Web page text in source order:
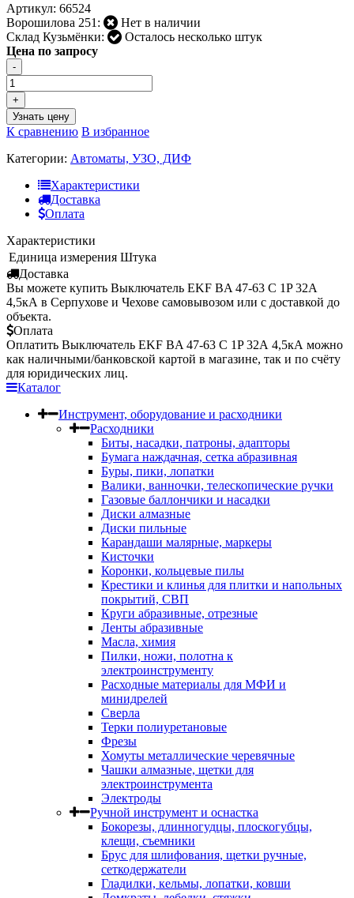
Артикул: 66524
Ворошилова 251:
Нет в наличии
Склад Кузьмёнки:
Осталось несколько штук
Цена по запросу
-
+
Узнать цену
К сравнению В избранное
Категории: Автоматы, УЗО, ДИФ
Характеристики
Доставка
Оплата
Характеристики
Единица измерения Штука
Доставка
Вы можете купить Выключатель EKF BA 47-63 C 1P 32А
4,5кА в Серпухове и Чехове самовывозом или с доставкой до
объекта.
Оплата
Оплатить Выключатель EKF BA 47-63 C 1P 32А 4,5кА можно
как наличными/банковской картой в магазине, так и по счёту
для юридических лиц.
Каталог
Инструмент, оборудование и расходники
Расходники
Биты, насадки, патроны, адапторы
Бумага наждачная, сетка абразивная
Буры, пики, лопатки
Валики, ванночки, телескопические ручки
Газовые баллончики и насадки
Диски алмазные
Диски пильные
Карандаши малярные, маркеры
Кисточки
Коронки, кольцевые пилы
Крестики и клинья для плитки и напольных
покрытий, СВП
Круги абразивные, отрезные
Ленты абразивные
Масла, химия
Пилки, ножи, полотна к
электроинструменту
Расходные материалы для МФИ и
минидрелей
Сверла
Терки полиуретановые
Фрезы
Хомуты металлические черевячные
Чашки алмазные, щетки для
электроинструмента
Электроды
Ручной инструмент и оснастка
Бокорезы, длинногудцы, плоскогубцы,
клещи, съемники
Брус для шлифования, щетки ручные,
сеткодержатели
Гладилки, кельмы, лопатки, ковши